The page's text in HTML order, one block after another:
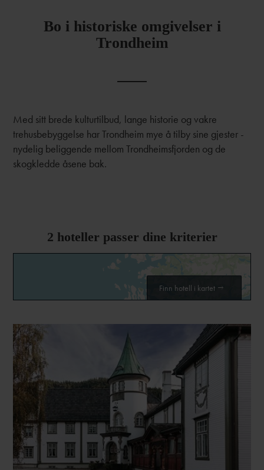
Bo i historiske omgivelser i
Trondheim
Med sitt brede kulturtilbud, lange historie og vakre
trehusbebyggelse har Trondheim mye å tilby sine gjester -
nydelig beliggende mellom Trondheimsfjorden og de
skogkledde åsene bak.
2 hoteller passer dine kriterier
Finn hotell i kartet